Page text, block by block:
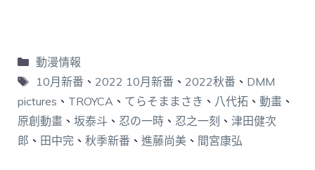
動漫情報
10月新番 、 2022 10月新番 、 2022秋番 、 DMM
pictures 、 TROYCA 、 てらそままさき 、 八代拓 、 動畫 、
原創動畫 、 坂泰斗 、 忍の一時 、 忍之一刻 、 津田健次
郎 、 田中完 、 秋季新番 、 進藤尚美 、 間宮康弘